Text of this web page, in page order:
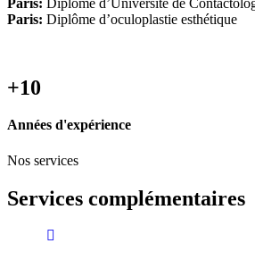
Paris: Diplôme d’oculoplastie esthétique
+10
Années d'expérience
Nos services
Services complémentaires